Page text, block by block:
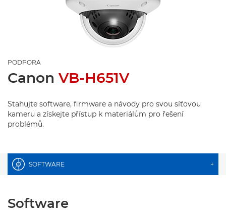
PODPORA
Canon VB-H651V
Stahujte software, firmware a návody pro svou síťovou
kameru a získejte přístup k materiálům pro řešení
problémů.
SOFTWARE +
Software